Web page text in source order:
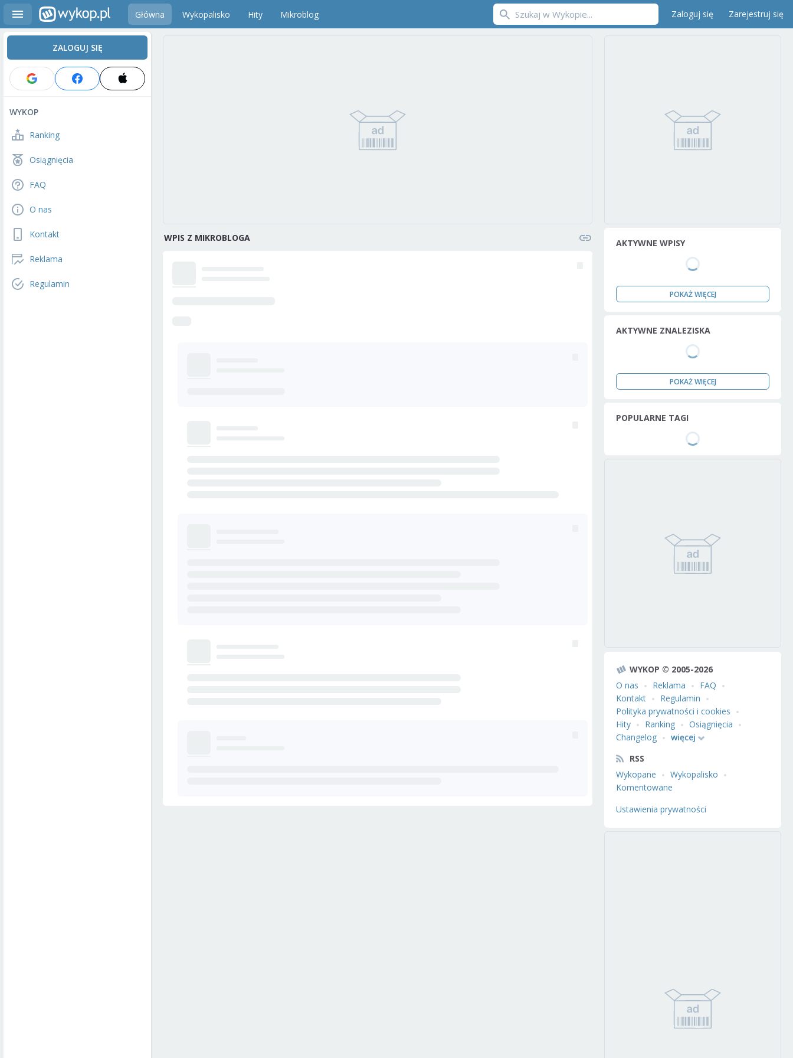
Główna Wykopalisko Hity Mikroblog Zaloguj się Zarejestruj się
ZALOGUJ SIĘ
WYKOP
Ranking
Osiągnięcia
FAQ
O nas
Kontakt
Reklama
Regulamin
WPIS Z MIKROBLOGA AKTYWNE WPISY
POKAŻ WIĘCEJ
AKTYWNE ZNALEZISKA
POKAŻ WIĘCEJ
POPULARNE TAGI
WYKOP © 2005-2026
O nas
Reklama
FAQ
Kontakt
Regulamin
Polityka prywatności i cookies
Hity
Ranking
Osiągnięcia
Changelog
więcej
RSS
Wykopane
Wykopalisko
Komentowane
Ustawienia prywatności